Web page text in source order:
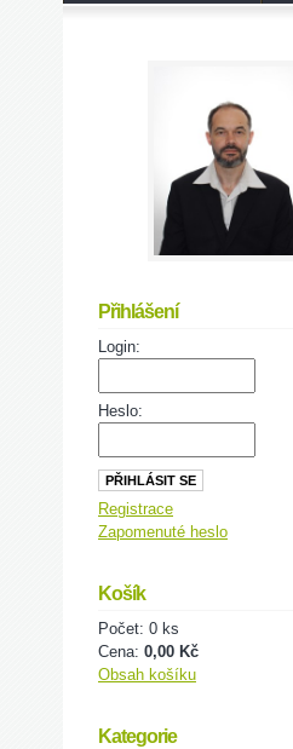
Přihlášení
Login:
Heslo:
Registrace
Zapomenuté heslo
Košík
Počet: 0 ks
Cena: 0,00 Kč
Obsah košíku
Kategorie